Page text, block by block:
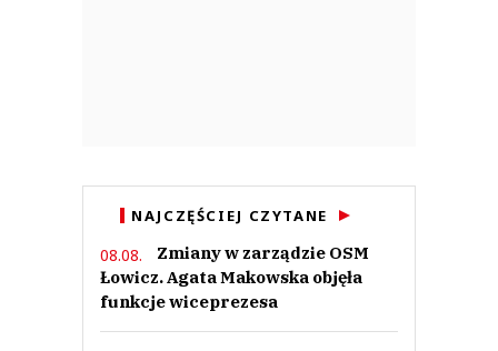
NAJCZĘŚCIEJ CZYTANE
08.08.
Zmiany w zarządzie OSM
Łowicz. Agata Makowska objęła
funkcje wiceprezesa